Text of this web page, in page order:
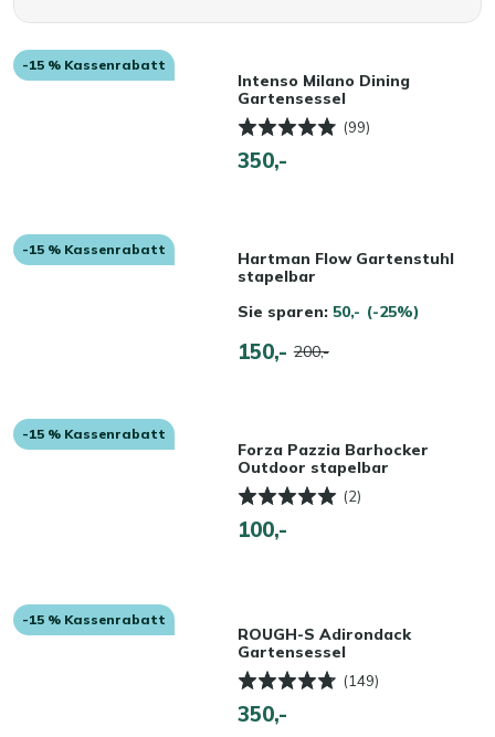
-15 % Kassenrabatt
Intenso Milano Dining
Gartensessel
(99)
350,-
-15 % Kassenrabatt
Hartman Flow Gartenstuhl
stapelbar
Sie sparen: 50,- (-25%)
150,- 200,-
-15 % Kassenrabatt
Forza Pazzia Barhocker
Outdoor stapelbar
(2)
100,-
-15 % Kassenrabatt
ROUGH-S Adirondack
Gartensessel
(149)
350,-